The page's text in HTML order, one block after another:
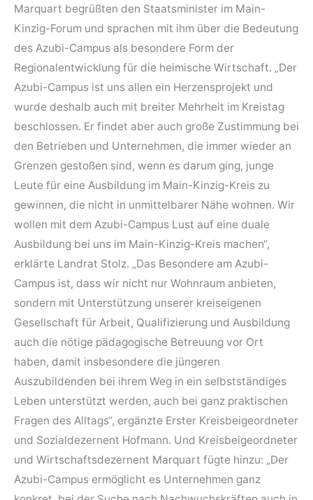
Marquart begrüßten den Staatsminister im Main-
Kinzig-Forum und sprachen mit ihm über die Bedeutung
des Azubi-Campus als besondere Form der
Regionalentwicklung für die heimische Wirtschaft. „Der
Azubi-Campus ist uns allen ein Herzensprojekt und
wurde deshalb auch mit breiter Mehrheit im Kreistag
beschlossen. Er findet aber auch große Zustimmung bei
den Betrieben und Unternehmen, die immer wieder an
Grenzen gestoßen sind, wenn es darum ging, junge
Leute für eine Ausbildung im Main-Kinzig-Kreis zu
gewinnen, die nicht in unmittelbarer Nähe wohnen. Wir
wollen mit dem Azubi-Campus Lust auf eine duale
Ausbildung bei uns im Main-Kinzig-Kreis machen“,
erklärte Landrat Stolz. „Das Besondere am Azubi-
Campus ist, dass wir nicht nur Wohnraum anbieten,
sondern mit Unterstützung unserer kreiseigenen
Gesellschaft für Arbeit, Qualifizierung und Ausbildung
auch die nötige pädagogische Betreuung vor Ort
haben, damit insbesondere die jüngeren
Auszubildenden bei ihrem Weg in ein selbstständiges
Leben unterstützt werden, auch bei ganz praktischen
Fragen des Alltags“, ergänzte Erster Kreisbeigeordneter
und Sozialdezernent Hofmann. Und Kreisbeigeordneter
und Wirtschaftsdezernent Marquart fügte hinzu: „Der
Azubi-Campus ermöglicht es Unternehmen ganz